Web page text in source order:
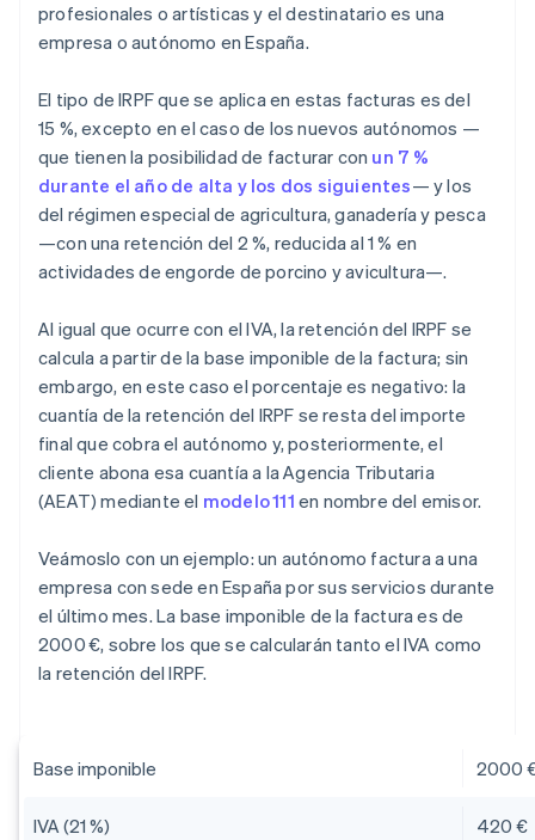
profesionales o artísticas y el destinatario es una
empresa o autónomo en España.
El tipo de IRPF que se aplica en estas facturas es del
15 %, excepto en el caso de los nuevos autónomos —
que tienen la posibilidad de facturar con un 7 %
durante el año de alta y los dos siguientes— y los
del régimen especial de agricultura, ganadería y pesca
—con una retención del 2 %, reducida al 1 % en
actividades de engorde de porcino y avicultura—.
Al igual que ocurre con el IVA, la retención del IRPF se
calcula a partir de la base imponible de la factura; sin
embargo, en este caso el porcentaje es negativo: la
cuantía de la retención del IRPF se resta del importe
final que cobra el autónomo y, posteriormente, el
cliente abona esa cuantía a la Agencia Tributaria
(AEAT) mediante el modelo 111 en nombre del emisor.
Veámoslo con un ejemplo: un autónomo factura a una
empresa con sede en España por sus servicios durante
el último mes. La base imponible de la factura es de
2000 €, sobre los que se calcularán tanto el IVA como
la retención del IRPF.
Base imponible 2000
IVA (21 %) 420 €